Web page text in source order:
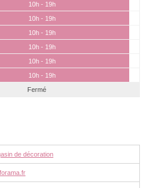
10h - 19h
10h - 19h
10h - 19h
10h - 19h
10h - 19h
10h - 19h
Fermé
de décoration